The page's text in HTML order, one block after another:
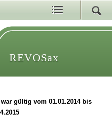
REVOSax
war gültig vom 01.01.2014 bis